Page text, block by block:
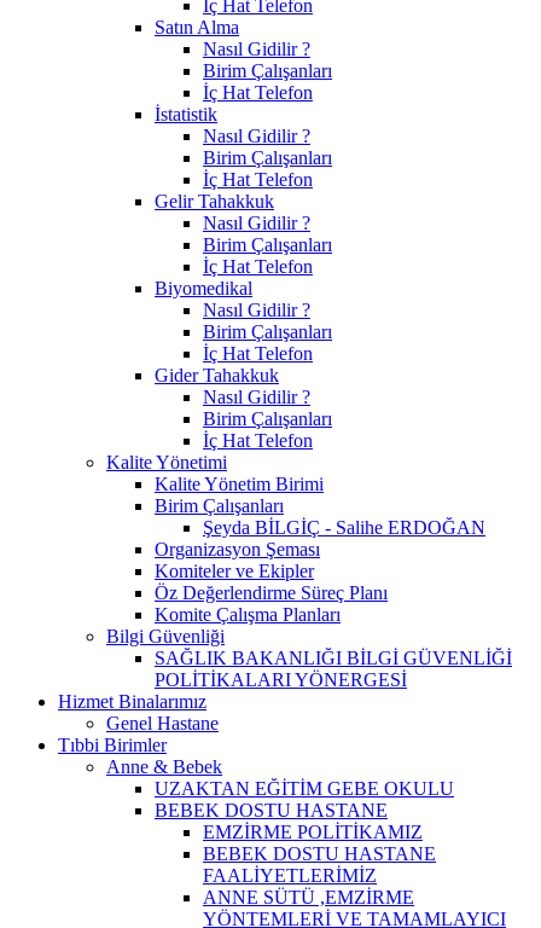
İç Hat Telefon
Satın Alma
Nasıl Gidilir ?
Birim Çalışanları
İç Hat Telefon
İstatistik
Nasıl Gidilir ?
Birim Çalışanları
İç Hat Telefon
Gelir Tahakkuk
Nasıl Gidilir ?
Birim Çalışanları
İç Hat Telefon
Biyomedikal
Nasıl Gidilir ?
Birim Çalışanları
İç Hat Telefon
Gider Tahakkuk
Nasıl Gidilir ?
Birim Çalışanları
İç Hat Telefon
Kalite Yönetimi
Kalite Yönetim Birimi
Birim Çalışanları
Şeyda BİLGİÇ - Salihe ERDOĞAN
Organizasyon Şeması
Komiteler ve Ekipler
Öz Değerlendirme Süreç Planı
Komite Çalışma Planları
Bilgi Güvenliği
SAĞLIK BAKANLIĞI BİLGİ GÜVENLİĞİ
POLİTİKALARI YÖNERGESİ
Hizmet Binalarımız
Genel Hastane
Tıbbi Birimler
Anne & Bebek
UZAKTAN EĞİTİM GEBE OKULU
BEBEK DOSTU HASTANE
EMZİRME POLİTİKAMIZ
BEBEK DOSTU HASTANE
FAALİYETLERİMİZ
ANNE SÜTÜ ,EMZİRME
YÖNTEMLERİ VE TAMAMLAYICI